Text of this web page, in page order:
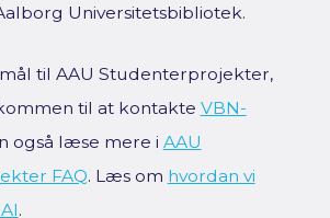
Universitetsbibliotek.
til AAU Studenterprojekter,
til at kontakte VBN-
også læse mere i AAU
FAQ. Læs om hvordan vi
.